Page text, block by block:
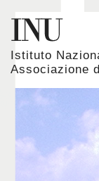
Istituto
Associazione